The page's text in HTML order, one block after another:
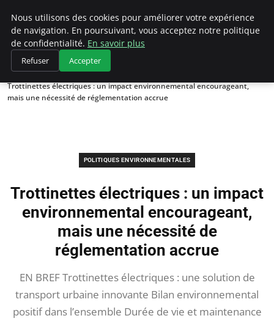
Climategatecountryclub.com
Accueil
Politiques environnementales
Trottinettes électriques : un impact environnemental encourageant,
mais une nécessité de réglementation accrue
POLITIQUES ENVIRONNEMENTALES
Trottinettes électriques : un impact
environnemental encourageant,
mais une nécessité de
réglementation accrue
EN BREF Trottinettes électriques : une solution de
transport urbaine innovante Bilan environnemental
positif dans l’ensemble Durée de vie et maintenance
Nous utilisons des cookies pour améliorer votre expérience
de navigation. En poursuivant, vous acceptez notre politique
de confidentialité. En savoir plus
Refuser Accepter